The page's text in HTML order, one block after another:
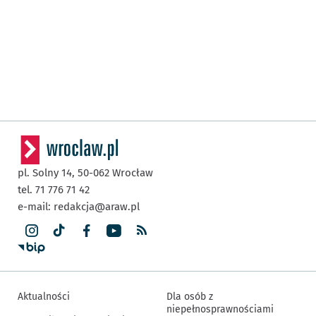
pl. Solny 14, 50-062 Wrocław
tel. 71 776 71 42
e-mail: redakcja@araw.pl
Aktualności
Dla osób z
niepełnosprawnościami